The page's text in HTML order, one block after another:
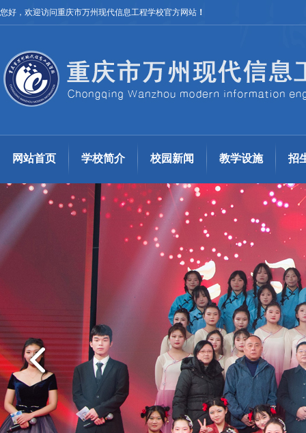
您好，欢迎访问重庆市万州现代信息工程学校官方网站 ！
网站首页 学校简介 校园新闻 教学设施 招